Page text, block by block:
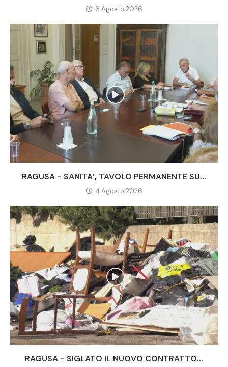
6 Agosto 2026
RAGUSA - SANITA’, TAVOLO PERMANENTE SU...
4 Agosto 2026
RAGUSA - SIGLATO IL NUOVO CONTRATTO...